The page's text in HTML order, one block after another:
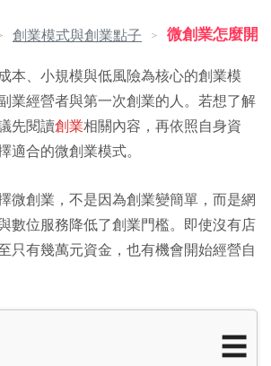
創業模式與創業點子 ＞ 微創業怎麼開
本、小規模與低風險為核心的創業模
業經營者與第一次創業的人。若想了解
先閱讀創業相關內容，再依照自身資
適合的微創業模式。
微創業，不是因為創業變簡單，而是網
數位服務降低了創業門檻。即使沒有店
只有幾萬元資金，也有機會開始經營自
☰